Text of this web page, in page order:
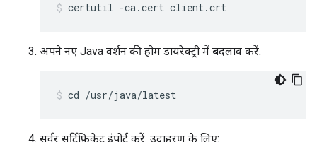
certutil -ca.cert client.crt
अपने नए Java वर्शन की होम डायरेक्ट्री में बदलाव करें:
cd /usr/java/latest
सर्वर सर्टिफ़िकेट इंपोर्ट करें. उदाहरण के लिए: